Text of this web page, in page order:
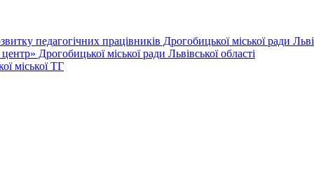
педагогічних працівників Дрогобицької міської ради
Дрогобицької міської ради Львівської області
міської ТГ